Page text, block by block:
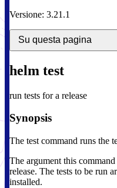
Versione: 3.21.1
Su questa pagina
helm test
run tests for a release
Synopsis
The test command runs the
The argument this
release. The tests to be run
installed.